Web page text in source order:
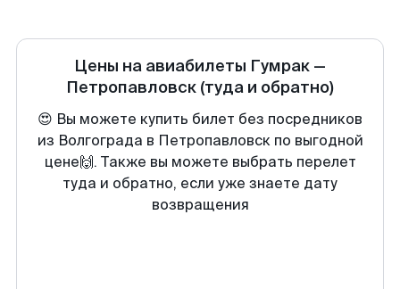
Цены на авиабилеты Гумрак —
Петропавловск (туда и обратно)
😍 Вы можете купить билет без посредников
из Волгограда в Петропавловск по выгодной
цене🙌. Также вы можете выбрать перелет
туда и обратно, если уже знаете дату
возвращения